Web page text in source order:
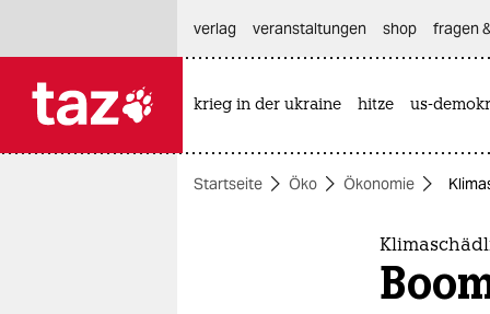
themen
verlag
veranstaltungen shop fragen
krieg in der ukraine hitze us-
Startseite Öko Ökonomie